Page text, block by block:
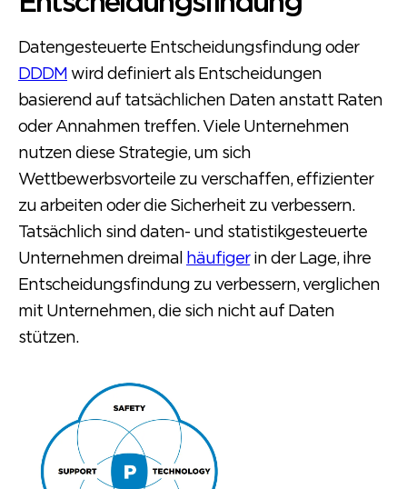
Datengesteuerte Entscheidungsfindung oder
DDDMwird definiert als Entscheidungen
basierend auf tatsächlichen Daten anstatt Raten
oder Annahmen treffen. Viele Unternehmen
nutzen diese Strategie, um sich
Wettbewerbsvorteile zu verschaffen, effizienter
zu arbeiten oder die Sicherheit zu verbessern.
Tatsächlich sind daten- und statistikgesteuerte
Unternehmen dreimal häufigerin der Lage, ihre
Entscheidungsfindung zu verbessern, verglichen
mit Unternehmen, die sich nicht auf Daten
stützen.